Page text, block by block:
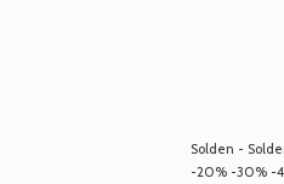
Solden -
-20% -30% -